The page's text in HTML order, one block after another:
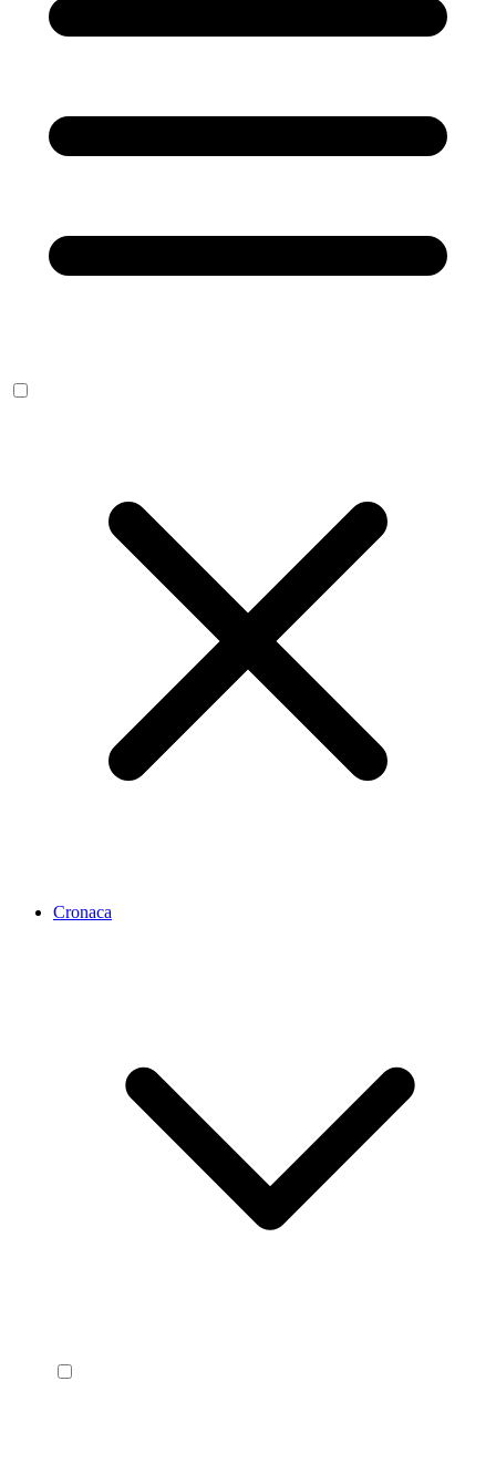
Cronaca